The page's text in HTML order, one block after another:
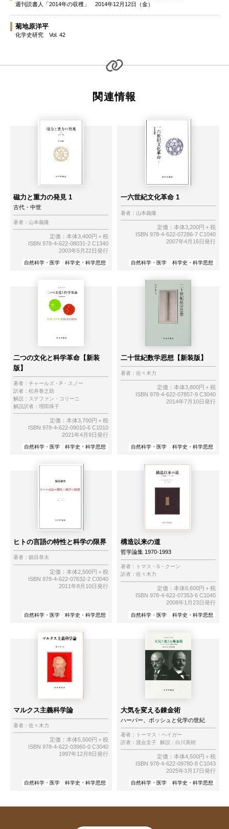
週刊読書人「2014年の収穫」 2014年12月12日（金）
菊地原洋平
化学史研究 Vol. 42
関連情報
磁力と重力の発見 1
古代・中世
著者： 山本義隆
定価：本体3,400円＋税
ISBN 978-4-622-08031-2 C1340
2003年5月22日発行
自然科学・医学 科学史・科学思想
一六世紀文化革命 1
著者： 山本義隆
定価：本体3,200円＋税
ISBN 978-4-622-07286-7 C1040
2007年4月16日発行
自然科学・医学 科学史・科学思想
二つの文化と科学革命【新装
版】
著者： チャールズ・P・スノー
訳者： 松井巻之助
解説： ステファン・コリーニ
解説訳者： 増田珠子
定価：本体3,700円＋税
ISBN 978-4-622-09010-6 C1010
2021年4月9日発行
自然科学・医学 科学史・科学思想
二十世紀数学思想【新装版】
著者： 佐々木力
定価：本体3,800円＋税
ISBN 978-4-622-07857-9 C3040
2014年7月10日発行
自然科学・医学 科学史・科学思想
ヒトの言語の特性と科学の限界
著者： 鎮目恭夫
定価：本体2,500円＋税
ISBN 978-4-622-07632-2 C0040
2011年8月10日発行
自然科学・医学 科学史・科学思想
構造以来の道
哲学論集 1970-1993
著者：
トマス・S・クーン
訳者： 佐々木力
定価：本体6,600円＋税
ISBN 978-4-622-07353-6 C1040
2008年1月23日発行
自然科学・医学 科学史・科学思想
マルクス主義科学論
著者： 佐々木力
定価：本体5,500円＋税
ISBN 978-4-622-03960-0 C3040
1997年12月8日発行
自然科学・医学 科学史・科学思想
大気を変える錬金術
ハーバー、ボッシュと化学の世紀
著者：
トーマス・ヘイガー
訳者： 渡会圭子 解説： 白川英樹
定価：本体4,500円＋税
ISBN 978-4-622-09780-8 C1043
2025年3月17日発行
自然科学・医学 科学史・科学思想